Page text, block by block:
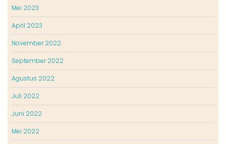
Mei 2023
April 2023
November 2022
September 2022
Agustus 2022
Juli 2022
Juni 2022
Mei 2022